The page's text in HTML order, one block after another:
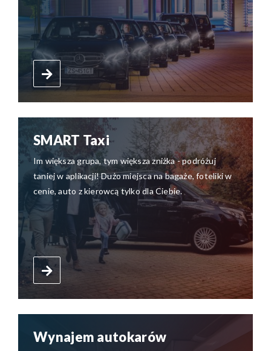
SMART Taxi
Im większa grupa, tym większa zniżka - podróżuj
taniej w aplikacji! Dużo miejsca na bagaże, foteliki w
cenie, auto z kierowcą tylko dla Ciebie.
Wynajem autokarów